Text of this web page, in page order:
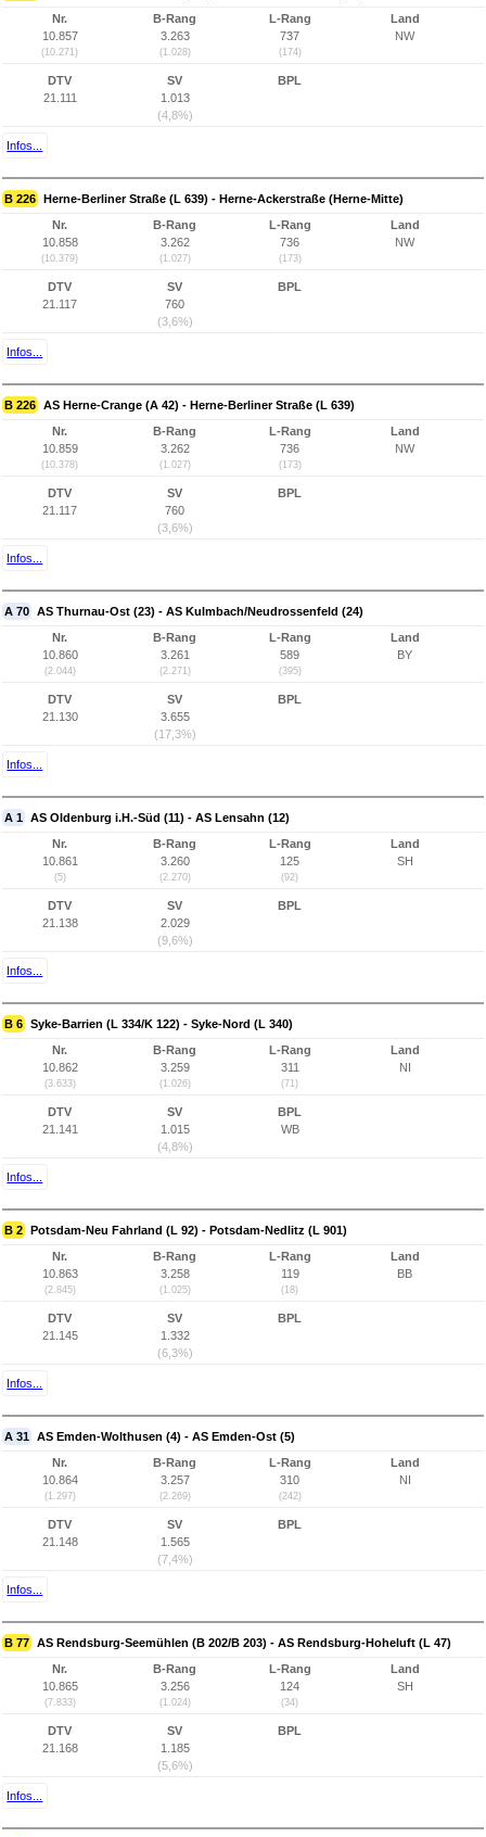
Nr.
10.857
(10.271)
B-Rang
3.263
(1.028)
L-Rang
737
(174)
Land
NW
DTV
21.111
SV
1.013
(4,8%)
BPL
Infos...
B 226 Herne-Berliner Straße (L 639) - Herne-Ackerstraße (Herne-Mitte)
Nr.
10.858
(10.379)
B-Rang
3.262
(1.027)
L-Rang
736
(173)
Land
NW
DTV
21.117
SV
760
(3,6%)
BPL
Infos...
B 226 AS Herne-Crange (A 42) - Herne-Berliner Straße (L 639)
Nr.
10.859
(10.378)
B-Rang
3.262
(1.027)
L-Rang
736
(173)
Land
NW
DTV
21.117
SV
760
(3,6%)
BPL
Infos...
A 70 AS Thurnau-Ost (23) - AS Kulmbach/Neudrossenfeld (24)
Nr.
10.860
(2.044)
B-Rang
3.261
(2.271)
L-Rang
589
(395)
Land
BY
DTV
21.130
SV
3.655
(17,3%)
BPL
Infos...
A 1 AS Oldenburg i.H.-Süd (11) - AS Lensahn (12)
Nr.
10.861
(5)
B-Rang
3.260
(2.270)
L-Rang
125
(92)
Land
SH
DTV
21.138
SV
2.029
(9,6%)
BPL
Infos...
B 6 Syke-Barrien (L 334/K 122) - Syke-Nord (L 340)
Nr.
10.862
(3.633)
B-Rang
3.259
(1.026)
L-Rang
311
(71)
Land
NI
DTV
21.141
SV
1.015
(4,8%)
BPL
WB
Infos...
B 2 Potsdam-Neu Fahrland (L 92) - Potsdam-Nedlitz (L 901)
Nr.
10.863
(2.845)
B-Rang
3.258
(1.025)
L-Rang
119
(18)
Land
BB
DTV
21.145
SV
1.332
(6,3%)
BPL
Infos...
A 31 AS Emden-Wolthusen (4) - AS Emden-Ost (5)
Nr.
10.864
(1.297)
B-Rang
3.257
(2.269)
L-Rang
310
(242)
Land
NI
DTV
21.148
SV
1.565
(7,4%)
BPL
Infos...
B 77 AS Rendsburg-Seemühlen (B 202/B 203) - AS Rendsburg-Hoheluft (L 47)
Nr.
10.865
(7.833)
B-Rang
3.256
(1.024)
L-Rang
124
(34)
Land
SH
DTV
21.168
SV
1.185
(5,6%)
BPL
Infos...